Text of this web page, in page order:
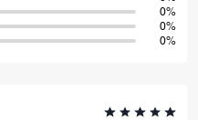
0%
0%
0%